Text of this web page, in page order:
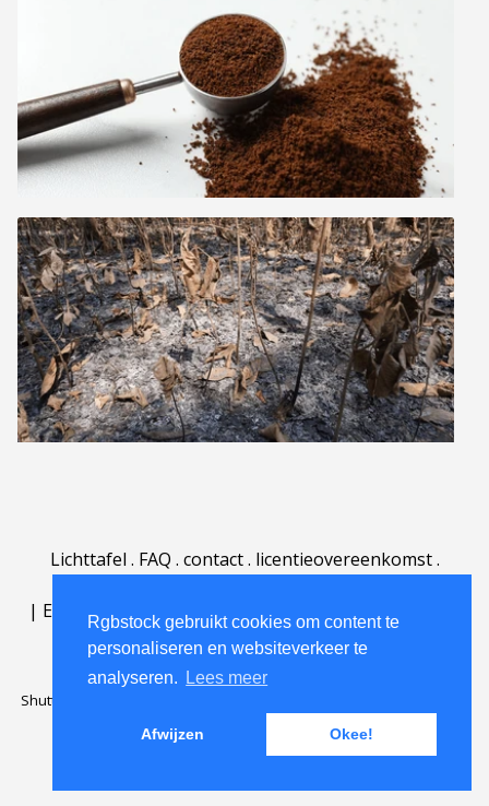
Rgbstock gebruikt cookies om content te
personaliseren en websiteverkeer te
analyseren.
Lees meer
Afwijzen Okee!
Lichttafel . FAQ . contact. licentieovereenkomst.
| English | Deutsch Español | Português
Nederlands|
Shutterstock official partner of Rgbstock
Rgbstock